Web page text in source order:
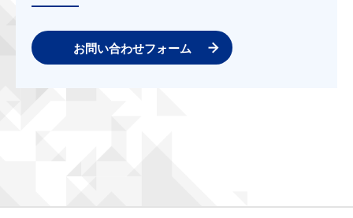
お問い合わせフォーム